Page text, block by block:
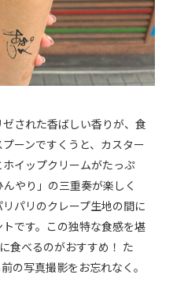
された香ばしい香りが、食
ーンですくうと、カスター
イップクリームがたっぷ
やり」の三重奏が楽しく
パリのクレープ生地の間に
です。この独特な食感を堪
食べるのがおすすめ！ た
の写真撮影をお忘れなく。